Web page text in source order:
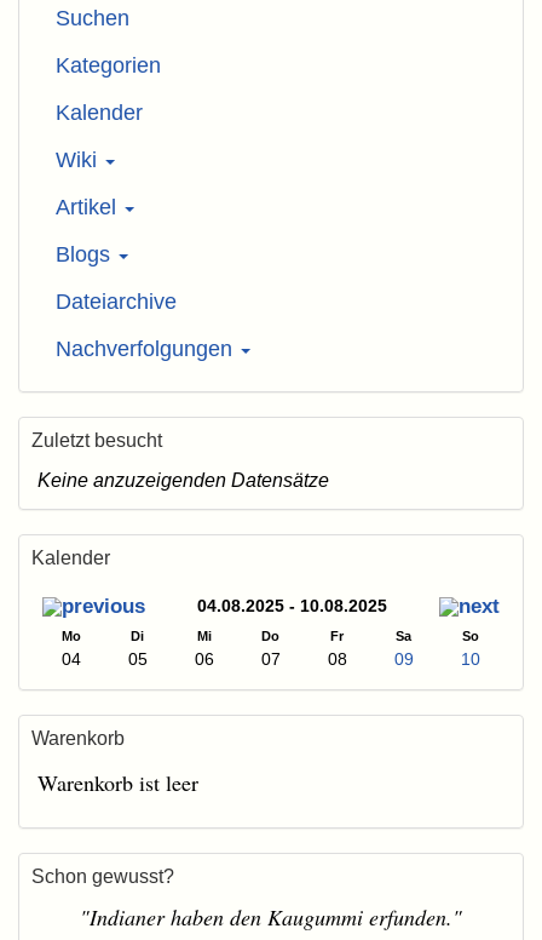
Suchen
Kategorien
Kalender
Wiki
Artikel
Blogs
Dateiarchive
Nachverfolgungen
Zuletzt besucht
Keine anzuzeigenden Datensätze
Kalender
04.08.2025 - 10.08.2025
Mo Di Mi Do Fr Sa So
04 05 06 07 08 09 10
Warenkorb
Warenkorb ist leer
Schon gewusst?
"Indianer haben den Kaugummi erfunden."